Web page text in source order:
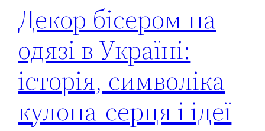
Декор бісером на
одязі в Україні:
історія, символіка
кулона-серця і ідеї